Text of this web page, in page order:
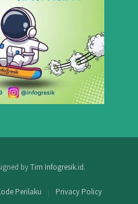
byTim Infogresik.id.
Perilaku
Privacy Policy